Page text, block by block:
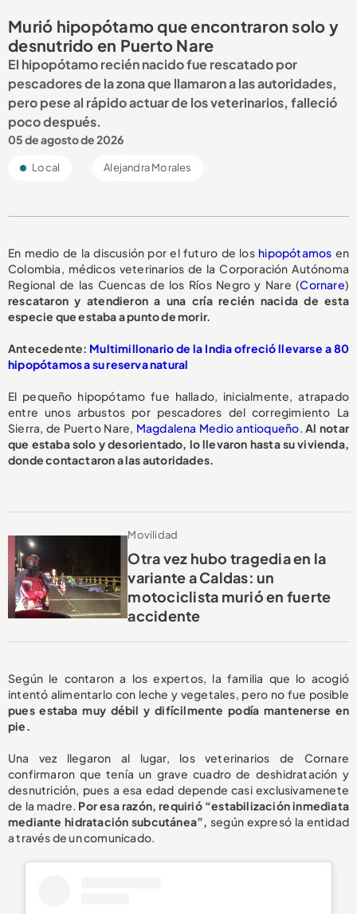
Murió hipopótamo que encontraron solo y
desnutrido en Puerto Nare
El hipopótamo recién nacido fue rescatado por
pescadores de la zona que llamaron a las autoridades,
pero pese al rápido actuar de los veterinarios, falleció
poco después.
05 de agosto de 2026
Local Alejandra Morales
En medio de la discusión por el futuro de los hipopótamos en
Colombia, médicos veterinarios de la Corporación Autónoma
Regional de las Cuencas de los Ríos Negro y Nare (Cornare)
rescataron y atendieron a una cría recién nacida de esta
especie que estaba a punto de morir.
Antecedente: Multimillonario de la India ofreció llevarse a 80
hipopótamos a su reserva natural
El pequeño hipopótamo fue hallado, inicialmente, atrapado
entre unos arbustos por pescadores del corregimiento La
Sierra, de Puerto Nare, Magdalena Medio antioqueño.Al notar
que estaba solo y desorientado, lo llevaron hasta su vivienda,
donde contactaron a las autoridades.
Movilidad
Otra vez hubo tragedia en la
variante a Caldas: un
motociclista murió en fuerte
accidente
Según le contaron a los expertos, la familia que lo acogió
intentó alimentarlo con leche y vegetales, pero no fue posible
pues estaba muy débil y difícilmente podía mantenerse en
pie.
Una vez llegaron al lugar, los veterinarios de Cornare
confirmaron que tenía un grave cuadro de deshidratación y
desnutrición, pues a esa edad depende casi exclusivamenete
de la madre. Por esa razón, requirió “estabilización inmediata
mediante hidratación subcutánea”, según expresó la entidad
a través de un comunicado.